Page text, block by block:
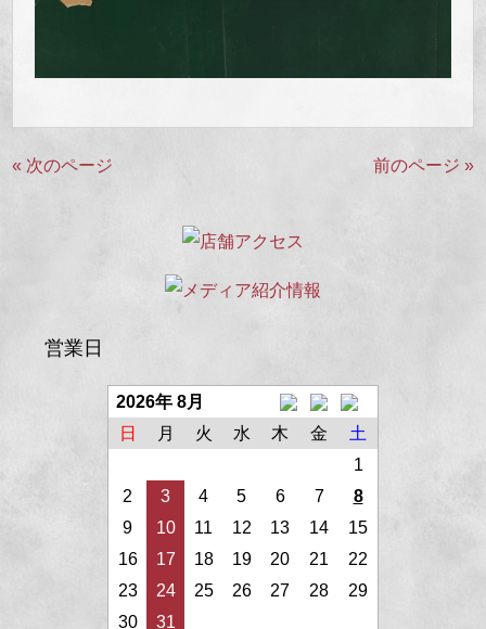
« 次のページ 前のページ »
営業日
2026年 8月
日
月 火 水 木 金
土
1
2
3 4 5 6 7
8
9
10 11 12 13 14
15
16
17 18 19 20 21
22
23
24 25 26 27 28
29
30
31